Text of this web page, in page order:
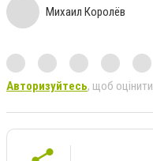
Михаил Королёв
Авторизуйтесь, щоб оцінити